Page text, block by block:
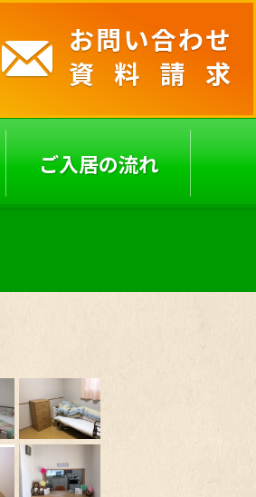
ご入居の流れ